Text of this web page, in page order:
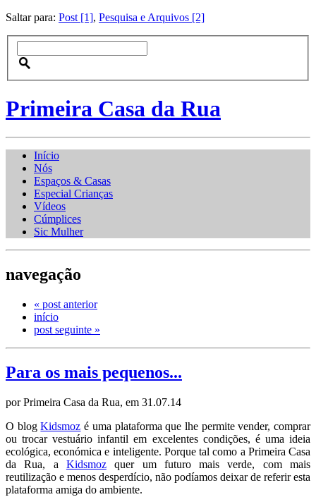
Saltar para: Post [1], Pesquisa e Arquivos [2]
Primeira Casa da Rua
Início
Nós
Espaços & Casas
Especial Crianças
Vídeos
Cúmplices
Sic Mulher
navegação
« post anterior
início
post seguinte »
Para os mais pequenos...
por Primeira Casa da Rua, em 31.07.14
O blogKidsmoz é uma plataforma que lhe permite vender, comprar
ou trocar vestuário infantil em excelentes condições, é uma ideia
ecológica, económica e inteligente. Porque tal como a Primeira Casa
da Rua, a Kidsmozquer um futuro mais verde, com mais
reutilização e menos desperdício, não podíamos deixar de referir esta
plataforma amiga do ambiente.